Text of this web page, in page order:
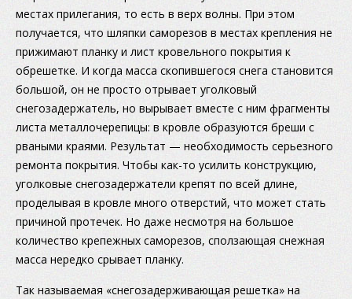
местах прилегания, то есть в верх волны. При этом
получается, что шляпки саморезов в местах крепления не
прижимают планку и лист кровельного покрытия к
обрешетке. И когда масса скопившегося снега становится
большой, он не просто отрывает уголковый
снегозадержатель, но вырывает вместе с ним фрагменты
листа металлочерепицы: в кровле образуются бреши с
рваными краями. Результат — необходимость серьезного
ремонта покрытия. Чтобы как-то усилить конструкцию,
уголковые снегозадержатели крепят по всей длине,
проделывая в кровле много отверстий, что может стать
причиной протечек. Но даже несмотря на большое
количество крепежных саморезов, сползающая снежная
масса нередко срывает планку.
Так называемая «снегозадерживающая решетка» на